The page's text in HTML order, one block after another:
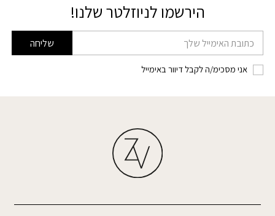
הירשמו לניוזלטר שלנו!
דוא׳׳ל שליחה
אני מסכימ/ה לקבל דיוור באימייל